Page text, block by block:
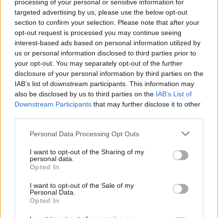
processing of your personal or sensitive information for
targeted advertising by us, please use the below opt-out
section to confirm your selection. Please note that after your
opt-out request is processed you may continue seeing
interest-based ads based on personal information utilized by
us or personal information disclosed to third parties prior to
your opt-out. You may separately opt-out of the further
disclosure of your personal information by third parties on the
IAB’s list of downstream participants. This information may
also be disclosed by us to third parties on the IAB’s List of
Downstream Participants that may further disclose it to other
Please note that this website/app uses one or more Google
not limited to your visit or usage behaviour. You may click to
grant or deny consent to Google and its third-party tags to
use your data for below specified purposes in below Google
consent section.
Personal Data Processing Opt Outs
I want to opt-out of the Sharing of my
personal data.
Opted In
I want to opt-out of the Sale of my
Personal Data.
Opted In
subiranno ritorsioni”.
Ha sottolineato che spetta agli ungheresi decidere chi guida il
Paese, aggiungendo che gli Stati Uniti non hanno applicato
questo tipo di pressione sull’Ungheria perché rispettano la
sovranità ungherese e le decisioni degli elettori.
Commenti sulla guerra in Ucraina e sul Medio Oriente
Per quanto riguarda la guerra in Ucraina, Vance ha detto che
le parti hanno già messo nero su bianco ciò che vogliono per
un accordo e che le loro posizioni si stanno “avvicinando”
l’una all’altra. Ha aggiunto che “la guerra non è più realmente
“centinaia di migliaia di giovani vite” per “pochi chilometri
Per quanto riguarda il Medio Oriente, ha detto che è stato
accettato alcune condizioni – tra cui l’apertura degli stretti –
mentre gli Stati Uniti e i suoi alleati si sono impegnati a
fermare gli attacchi. A suo avviso, questo dimostra che c’è